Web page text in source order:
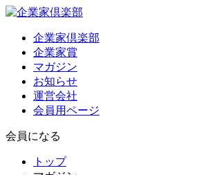
企業家倶楽部
企業家賞
マガジン
お知らせ
運営会社
会員用ページ
会員になる
トップ